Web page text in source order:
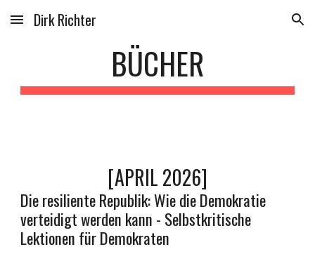
Skip to main content Skip to navigation
Dirk Richter
BÜCHER
[APRIL 2026]
Die resiliente Republik: Wie die Demokratie
verteidigt werden kann - Selbstkritische
Lektionen für Demokraten